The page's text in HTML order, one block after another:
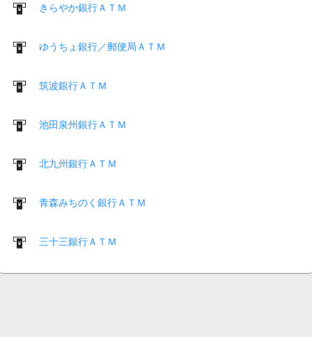
きらやか銀行ＡＴＭ
ゆうちょ銀行／郵便局ＡＴＭ
筑波銀行ＡＴＭ
池田泉州銀行ＡＴＭ
北九州銀行ＡＴＭ
青森みちのく銀行ＡＴＭ
三十三銀行ＡＴＭ